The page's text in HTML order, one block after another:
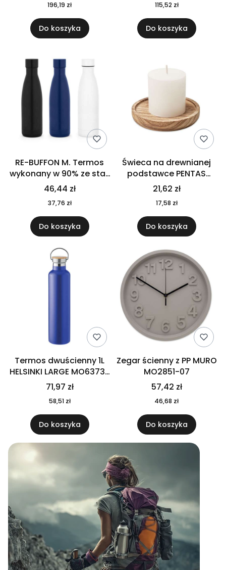
196,19 zł
Do koszyka
115,52 zł
Do koszyka
RE-BUFFON M. Termos
wykonany w 90% ze stali
nierdzewnej
pochodzącej z
recyklingu 520 ml 94294
46,44 zł
37,76 zł
Do koszyka
Świeca na drewnianej
podstawce PENTAS
MO6282-40
21,62 zł
17,58 zł
Do koszyka
Termos dwuścienny 1L
HELSINKI LARGE MO6373-
04
71,97 zł
58,51 zł
Do koszyka
Zegar ścienny z PP MURO
MO2851-07
57,42 zł
46,68 zł
Do koszyka